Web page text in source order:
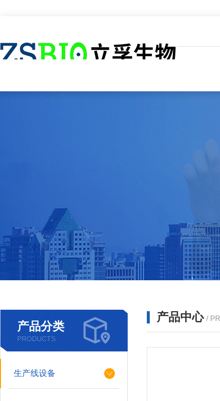
产品分类
PRODUCTS
生产线设备
产品中心 /